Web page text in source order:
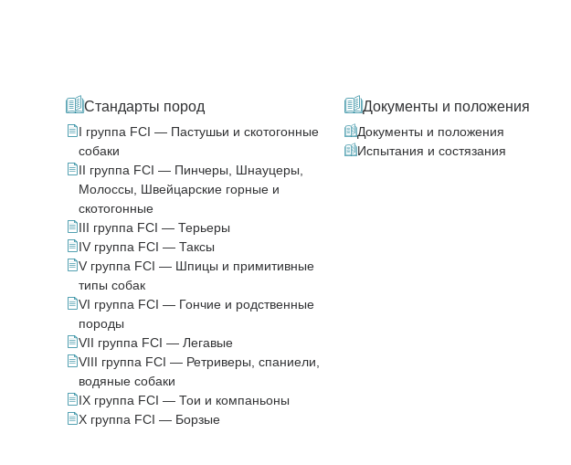
Стандарты пород
I группа FCI — Пастушьи и скотогонные
собаки
II группа FCI — Пинчеры, Шнауцеры,
Молоссы, Швейцарские горные и
скотогонные
III группа FCI — Терьеры
IV группа FCI — Таксы
V группа FCI — Шпицы и примитивные
типы собак
VI группа FCI — Гончие и родственные
породы
VII группа FCI — Легавые
VIII группа FCI — Ретриверы, спаниели,
водяные собаки
IX группа FCI — Тои и компаньоны
X группа FCI — Борзые
Документы и положения
Документы и положения
Испытания и состязания